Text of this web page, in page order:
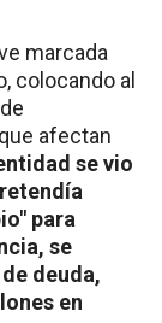
marcada
colocando al
afectan
se vio
para
se
deuda,
en